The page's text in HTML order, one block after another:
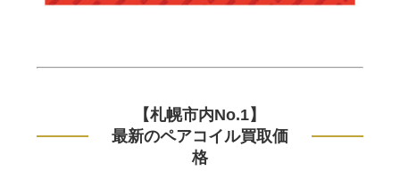
【札幌市内No.1】
最新のペアコイル買取価
格